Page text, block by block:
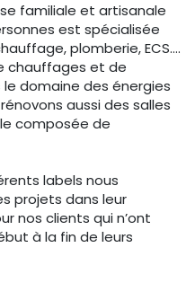
familiale et artisanale
est spécialisée
plomberie, ECS….
chauffages et de
domaine des énergies
aussi des salles
composée de
labels nous
projets dans leur
nos clients qui n’ont
à la fin de leurs